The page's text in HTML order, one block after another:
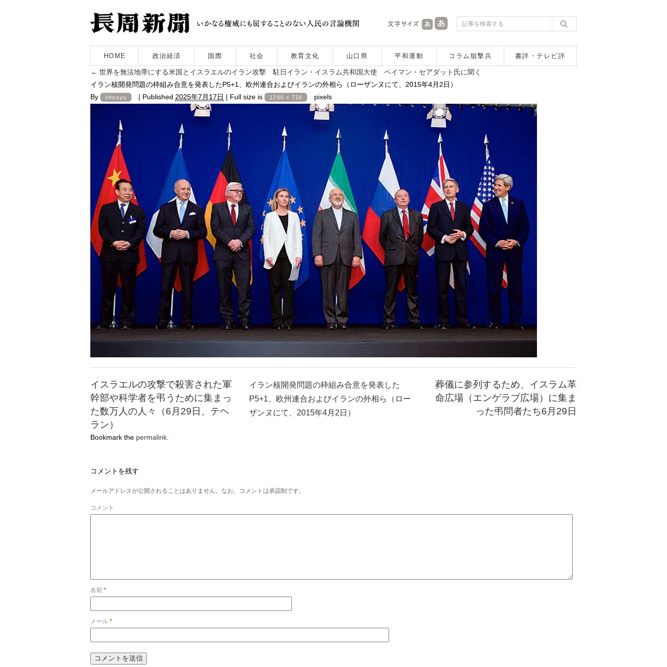
HOME 政治経済 国際 社会 教育文化 山口県 平和運動 コラム狙撃兵 書評・テレビ評
← 世界を無法地帯にする米国とイスラエルのイラン攻撃 駐日イラン・イスラム共和国大使 ペイマン・セアダット氏に聞く
イラン核開発問題の枠組み合意を発表したP5+1、欧州連合およびイランの外相ら（ローザンヌにて、2015年4月2日）
By
chosyu | Published 2025年7月17日 | Full size is 1260 × 716 pixels
イスラエルの攻撃で殺害された軍
幹部や科学者を弔うために集まっ
た数万人の人々（6月29日、テヘ
ラン）
葬儀に参列するため、イスラム革
命広場（エンゲラブ広場）に集ま
った弔問者たち6月29日
イラン核開発問題の枠組み合意を発表した
P5+1、欧州連合およびイランの外相ら（ロー
ザンヌにて、2015年4月2日）
Bookmark the permalink.
コメントを残す
メールアドレスが公開されることはありません。なお、コメントは承認制です。
コメント
名前 *
メール *